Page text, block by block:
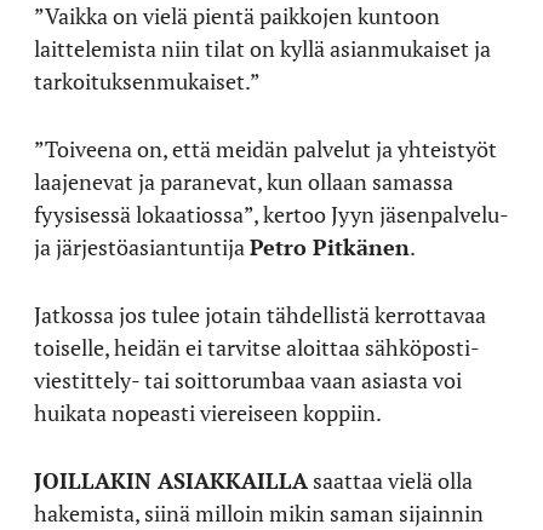
”Vaikka on vielä pientä paikkojen kuntoon
laittelemista niin tilat on kyllä asianmukaiset ja
tarkoituksenmukaiset.”
”Toiveena on, että meidän palvelut ja yhteistyöt
laajenevat ja paranevat, kun ollaan samassa
fyysisessä lokaatiossa”, kertoo Jyyn jäsenpalvelu-
ja järjestöasiantuntijaPetro Pitkänen.
Jatkossa jos tulee jotain tähdellistä kerrottavaa
toiselle, heidän ei tarvitse aloittaa sähköposti-
viestittely- tai soittorumbaa vaan asiasta voi
huikata nopeasti viereiseen koppiin.
JOILLAKIN ASIAKKAILLAsaattaa vielä olla
hakemista, siinä milloin mikin saman sijainnin